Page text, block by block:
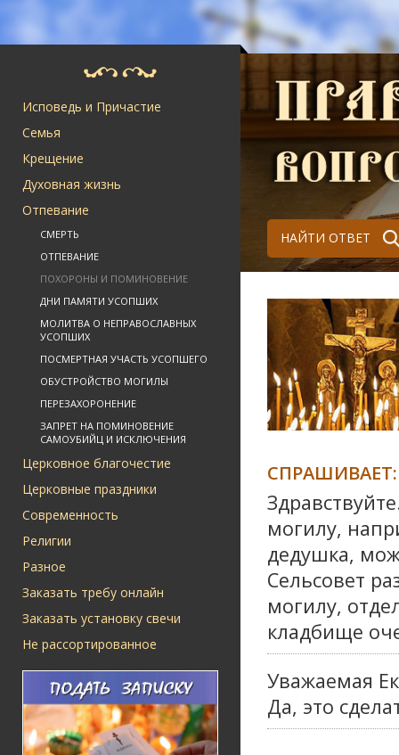
Исповедь и Причастие
Семья
Крещение
Духовная жизнь
Отпевание
СМЕРТЬ
ОТПЕВАНИЕ
ПОХОРОНЫ И ПОМИНОВЕНИЕ
ДНИ ПАМЯТИ УСОПШИХ
МОЛИТВА О НЕПРАВОСЛАВНЫХ
УСОПШИХ
ПОСМЕРТНАЯ УЧАСТЬ УСОПШЕГО
ОБУСТРОЙСТВО МОГИЛЫ
ПЕРЕЗАХОРОНЕНИЕ
ЗАПРЕТ НА ПОМИНОВЕНИЕ
САМОУБИЙЦ И ИСКЛЮЧЕНИЯ
Церковное благочестие
Церковные праздники
Современность
Религии
Разное
Заказать требу онлайн
Заказать установку свечи
Не рассортированное
НАЙТИ ОТВЕТ
СПРАШИВАЕТ:
могилу,
дедушка,
Сельсовет
могилу,
кладбище
Уважаемая
Да, это